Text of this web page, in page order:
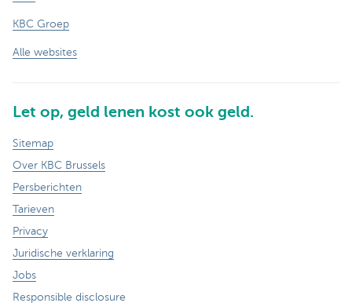
KBC Groep
Alle websites
Let op, geld lenen kost ook geld.
Sitemap
Over KBC Brussels
Persberichten
Tarieven
Privacy
Juridische verklaring
Jobs
Responsible disclosure